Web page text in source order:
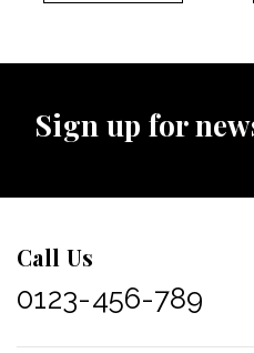
Sign up for
Call Us
0123-456-789